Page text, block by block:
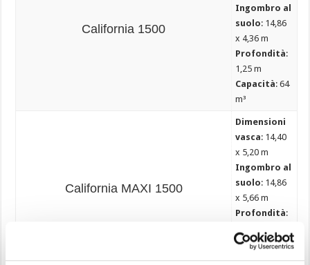
California 1500
Ingombro al
suolo: 14,86
x 4,36 m
Profondità:
1,25 m
Capacità: 64
m³
California MAXI 1500
Dimensioni
vasca: 14,40
x 5,20 m
Ingombro al
suolo: 14,86
x 5,66 m
Profondità:
Capacità: 86
m³